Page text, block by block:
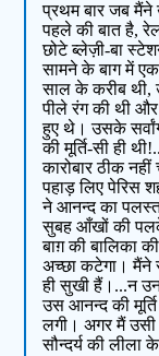
प्रथम बार जब
पहले की बात है,
छोटे ब्लेज़ी-बा
सामने के बाग में
साल के करीब थी,
पीले रंग की थी
हुए थे। उसके
की मूर्ति-सी ही
कारोबार ठीक
पहाड़ लिए पेरिस
ने आनन्द का
सुबह आँखों की
बाग़ की बालिका
अच्छा कटेगा। मैंने
ही सुखी हैं।...न
उस आनन्द की
लगी। अगर मैं उसी
सौन्दर्य की लीला